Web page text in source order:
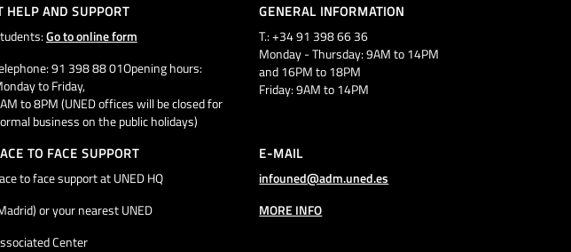
HELP AND SUPPORT
Go to online form
91 398 88 01Opening hours:
to Friday,
to 8PM (UNED offices will be closed for
business on the public holidays)
GENERAL INFORMATION
T.: +34 91 398 66 36
Monday - Thursday: 9AM to 14PM
and 16PM to 18PM
Friday: 9AM to 14PM
TO FACE SUPPORT
to face support at UNED HQ
or your nearest UNED
Center
E-MAIL
infouned@adm.uned.es
MORE INFO